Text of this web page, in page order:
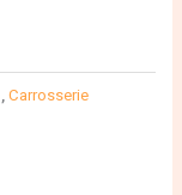
,Carrosserie